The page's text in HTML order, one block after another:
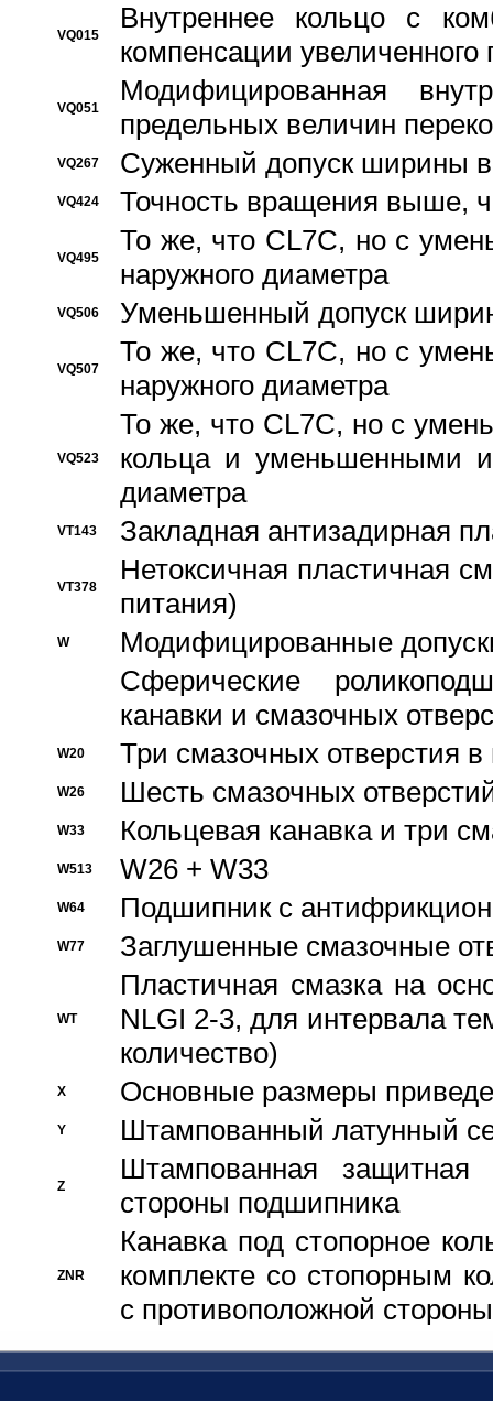
VQ015
Bнутреннее кольцо с
компенсации увеличенного
VQ051
Модифицированная
предельных величин
VQ267 Суженный допуск ширины
VQ424 Точность вращения выше,
VQ495
То же, что CL7C, но с
наружного диаметра
VQ506 Уменьшенный допуск
VQ507
То же, что CL7C, но с
наружного диаметра
VQ523
То же, что CL7C, но с
кольца и уменьшенными
диаметра
VT143 Закладная антизадирная
VT378
Нетоксичная пластичная
питания)
W
Модифицированные
Сферические
канавки и смазочных
W20 Три смазочных отверстия
W26 Шесть смазочных
W33 Кольцевая канавка и три
W513 W26 + W33
W64 Подшипник с
W77 Заглушенные смазочные
WT
Пластичная смазка на
NLGI 2-3, для интервала
количество)
X Основные размеры
Y Штампованный латунный
Z
Штампованная
стороны подшипника
ZNR
Канавка под стопорное
комплекте со стопорным
с противоположной стороны